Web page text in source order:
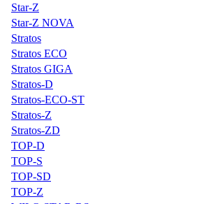
Star-Z
Star-Z NOVA
Stratos
Stratos ECO
Stratos GIGA
Stratos-D
Stratos-ECO-ST
Stratos-Z
Stratos-ZD
TOP-D
TOP-S
TOP-SD
TOP-Z